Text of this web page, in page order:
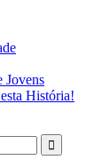
Jovens
História!